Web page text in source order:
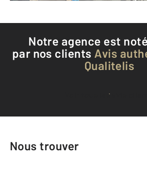
Notre agence est
par nos clients Avis
Qualitelis
Voir tous les avis
Nous trouver